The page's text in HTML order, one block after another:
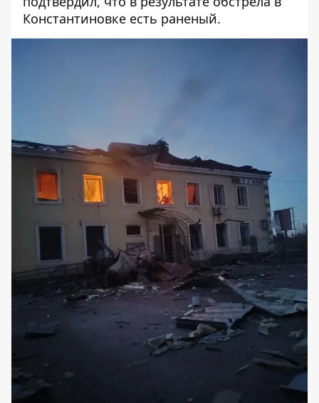
Константиновке есть раненый.